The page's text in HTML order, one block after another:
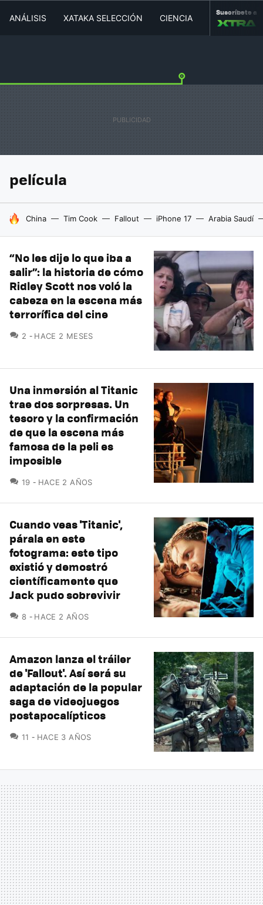
ANÁLISIS XATAKA SELECCIÓN CIENCIA MOVILIDAD
Suscríbete a
película
HOY SE HABLA DE
China Tim Cook Fallout iPhone 17 Arabia Saudí
“No les dije lo que iba a
salir”: la historia de cómo
Ridley Scott nos voló la
cabeza en la escena más
terrorífica del cine
2 COMENTARIOS
HACE 2 MESES
Una inmersión al Titanic
trae dos sorpresas. Un
tesoro y la confirmación
de que la escena más
famosa de la peli es
imposible
19 COMENTARIOS
HACE 2 AÑOS
Cuando veas 'Titanic',
párala en este
fotograma: este tipo
existió y demostró
científicamente que
Jack pudo sobrevivir
8 COMENTARIOS
HACE 2 AÑOS
Amazon lanza el tráiler
de 'Fallout'. Así será su
adaptación de la popular
saga de videojuegos
postapocalípticos
11 COMENTARIOS
HACE 3 AÑOS